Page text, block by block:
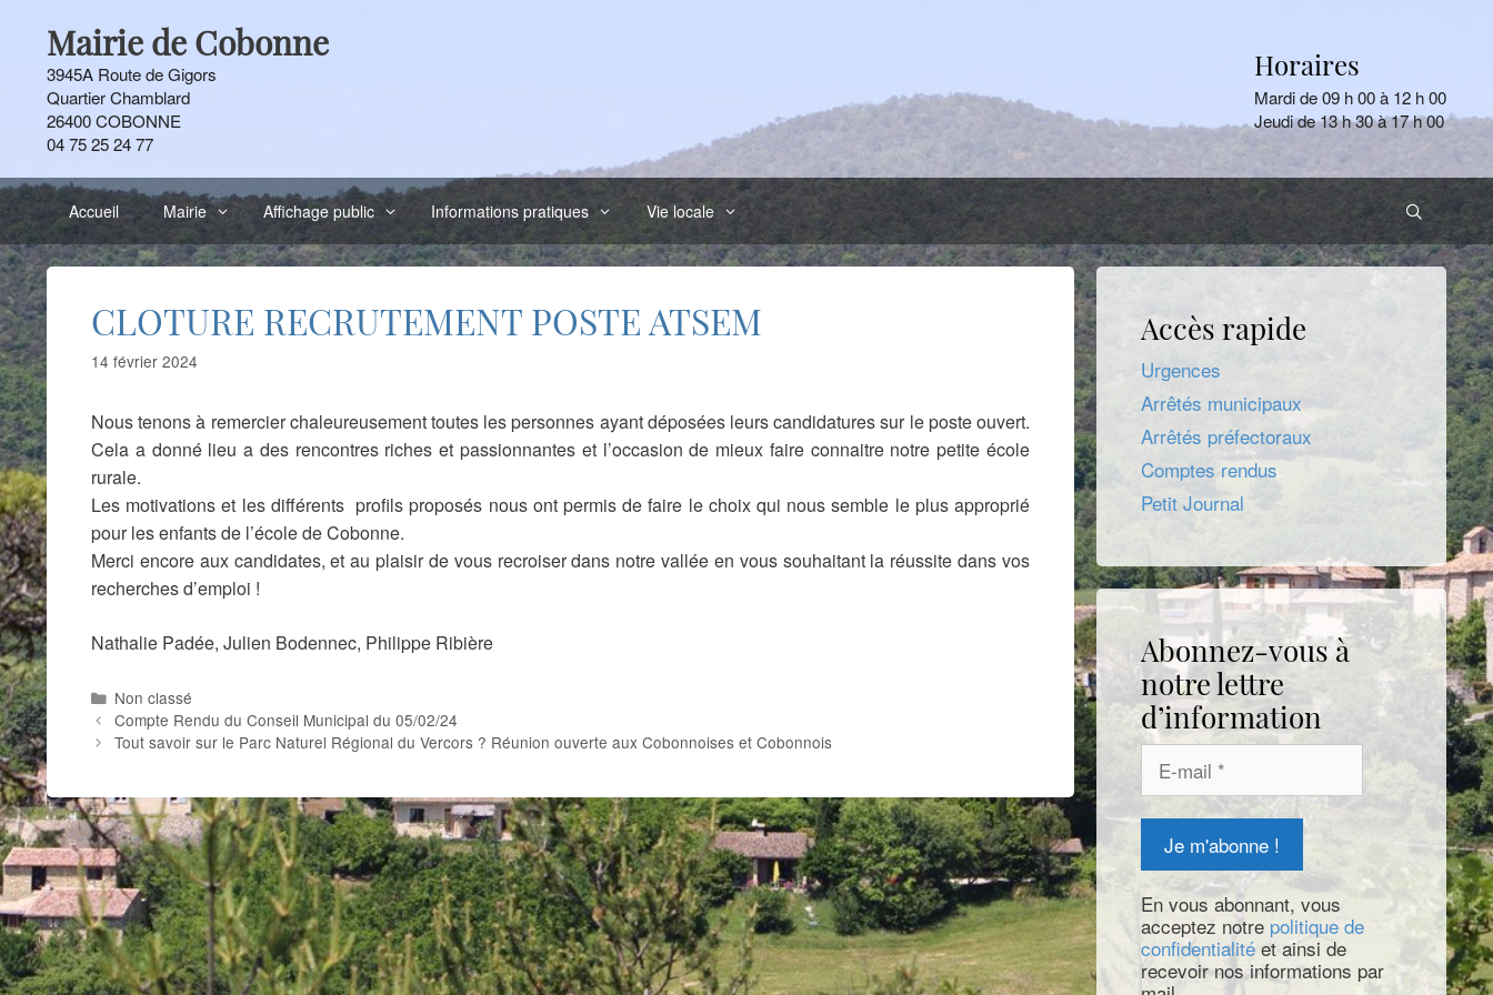
contenu
Mairie de Cobonne
3945A Route de Gigors
Quartier Chamblard
26400 COBONNE
04 75 25 24 77
Horaires
Mardi de 09 h 00 à 12 h 00
Jeudi de 13 h 30 à 17 h 00
Accueil Mairie Affichage public Informations pratiques Vie locale
CLOTURE RECRUTEMENT POSTE ATSEM
14 février 2024
Nous tenons à remercier chaleureusement toutes les personnes ayant déposées leurs candidatures sur le poste ouvert.
Cela a donné lieu a des rencontres riches et passionnantes et l’occasion de mieux faire connaitre notre petite école
rurale.
Les motivations et les différents profils proposés nous ont permis de faire le choix qui nous semble le plus approprié
pour les enfants de l’école de Cobonne.
Merci encore aux candidates, et au plaisir de vous recroiser dans notre vallée en vous souhaitant la réussite dans vos
recherches d’emploi !
Nathalie Padée, Julien Bodennec, Philippe Ribière
Catégories
Non classé
Compte Rendu du Conseil Municipal du 05/02/24
Tout savoir sur le Parc Naturel Régional du Vercors ? Réunion ouverte aux Cobonnoises et Cobonnois
Accès rapide
Urgences
Arrêtés municipaux
Arrêtés préfectoraux
Comptes rendus
Petit Journal
Abonnez-vous à
notre lettre
d’information
En vous abonnant, vous
acceptez notre politique de
confidentialité et ainsi de
recevoir nos informations par